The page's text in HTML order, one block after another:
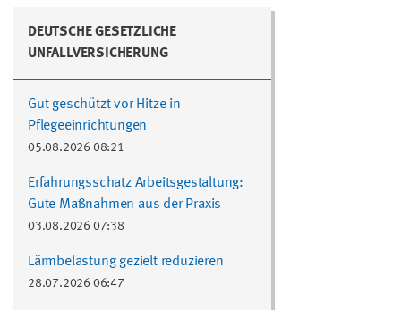
DEUTSCHE GESETZLICHE
UNFALLVERSICHERUNG
Gut geschützt vor Hitze in
Pflegeeinrichtungen
05.08.2026 08:21
Erfahrungsschatz Arbeitsgestaltung:
Gute Maßnahmen aus der Praxis
03.08.2026 07:38
Lärmbelastung gezielt reduzieren
28.07.2026 06:47